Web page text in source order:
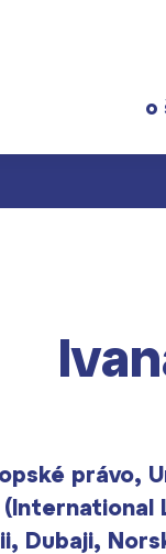
o
pro rodiče
právo,
Dubaji,